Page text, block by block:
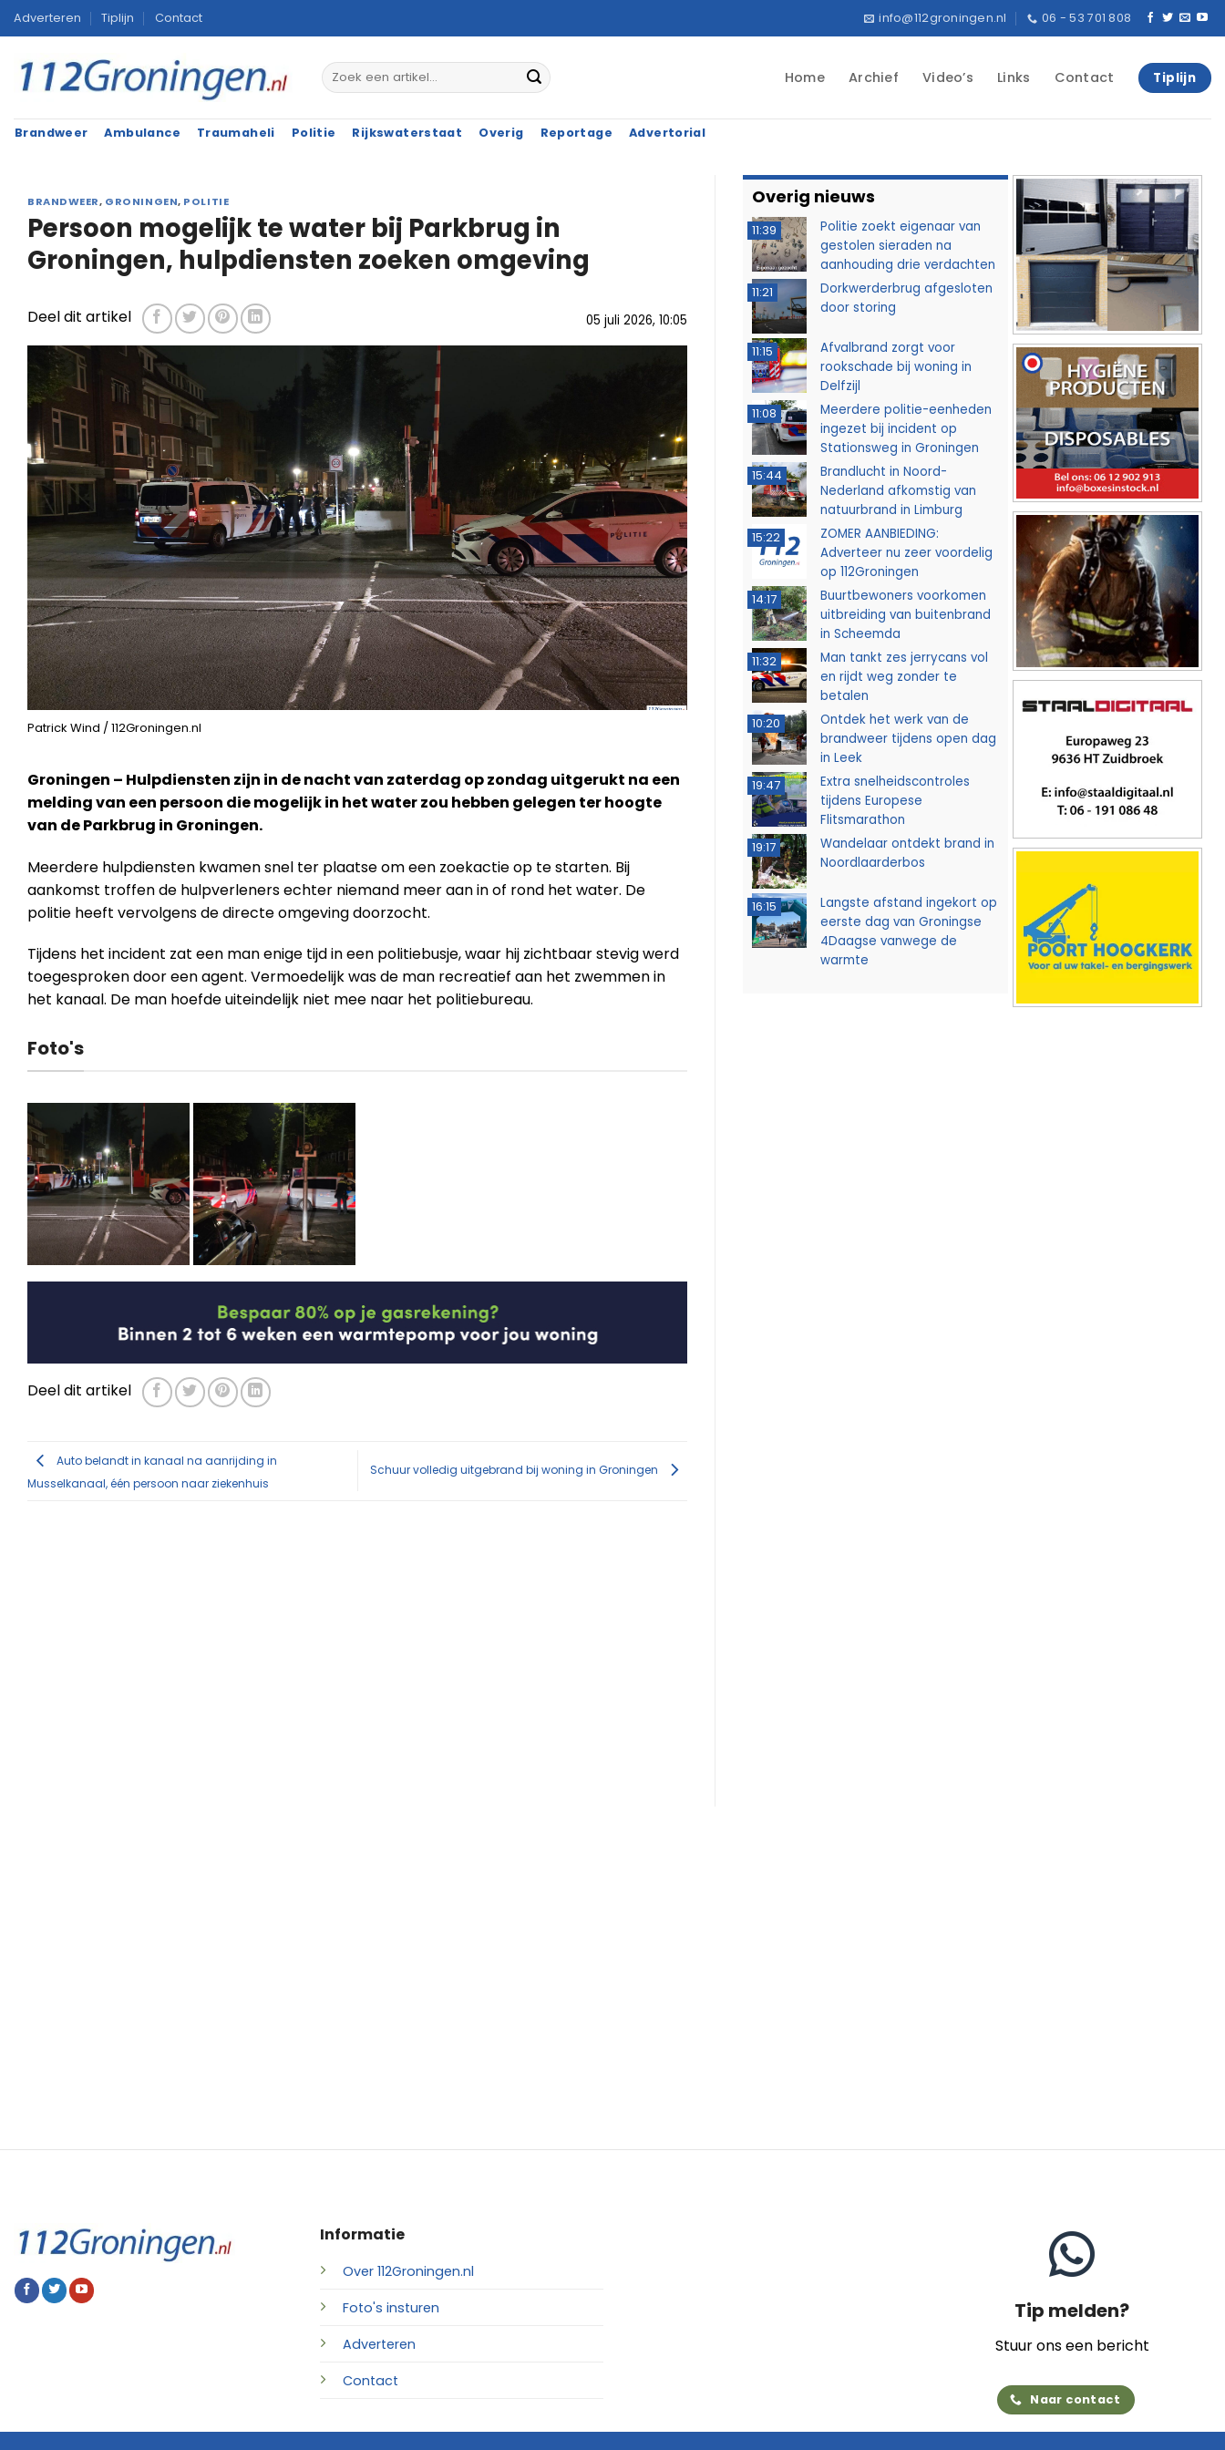
Ga
naar
inhoud
Adverteren Tiplijn Contact info@112groningen.nl 06 - 53 701 808
Home Archief Video’s Links Contact Tiplijn
Brandweer Ambulance Traumaheli Politie Rijkswaterstaat Overig Reportage Advertorial
BRANDWEER, GRONINGEN, POLITIE
Persoon mogelijk te water bij Parkbrug in
Groningen, hulpdiensten zoeken omgeving
05 juli 2026, 10:05
Deel dit artikel
Patrick Wind / 112Groningen.nl
Groningen – Hulpdiensten zijn in de nacht van zaterdag op zondag uitgerukt na een
melding van een persoon die mogelijk in het water zou hebben gelegen ter hoogte
van de Parkbrug in Groningen.
Meerdere hulpdiensten kwamen snel ter plaatse om een zoekactie op te starten. Bij
aankomst troffen de hulpverleners echter niemand meer aan in of rond het water. De
politie heeft vervolgens de directe omgeving doorzocht.
Tijdens het incident zat een man enige tijd in een politiebusje, waar hij zichtbaar stevig werd
toegesproken door een agent. Vermoedelijk was de man recreatief aan het zwemmen in
het kanaal. De man hoefde uiteindelijk niet mee naar het politiebureau.
Foto's
Deel dit artikel
Auto belandt in kanaal na aanrijding in
Musselkanaal, één persoon naar ziekenhuis
Schuur volledig uitgebrand bij woning in Groningen
Overig nieuws
11:39
Politie zoekt eigenaar van
gestolen sieraden na
aanhouding drie verdachten
11:21
Dorkwerderbrug afgesloten
door storing
11:15
Afvalbrand zorgt voor
rookschade bij woning in
Delfzijl
11:08
Meerdere politie-eenheden
ingezet bij incident op
Stationsweg in Groningen
15:44
Brandlucht in Noord-
Nederland afkomstig van
natuurbrand in Limburg
15:22
ZOMER AANBIEDING:
Adverteer nu zeer voordelig
op 112Groningen
14:17
Buurtbewoners voorkomen
uitbreiding van buitenbrand
in Scheemda
11:32
Man tankt zes jerrycans vol
en rijdt weg zonder te
betalen
10:20
Ontdek het werk van de
brandweer tijdens open dag
in Leek
19:47
Extra snelheidscontroles
tijdens Europese
Flitsmarathon
19:17
Wandelaar ontdekt brand in
Noordlaarderbos
16:15
Langste afstand ingekort op
eerste dag van Groningse
4Daagse vanwege de
warmte
Informatie
Over 112Groningen.nl
Foto's insturen
Adverteren
Contact
Tip melden?
Stuur ons een bericht
Naar contact